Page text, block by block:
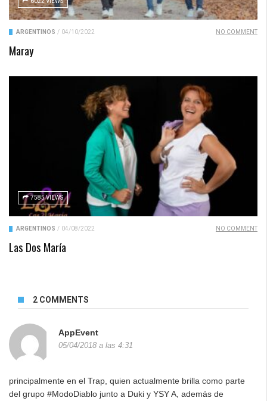
ARGENTINOS / 04/10/2022 NO COMMENT
Maray
7585 VIEWS
ARGENTINOS / 04/08/2022 NO COMMENT
Las Dos María
2 COMMENTS
AppEvent
05/04/2018 a las 4:31
principalmente en el Trap, quien actualmente brilla como parte
del grupo #ModoDiablo junto a Duki y YSY A, además de